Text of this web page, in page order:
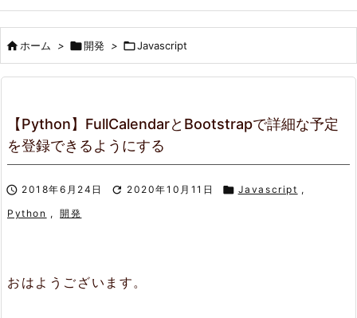
ホーム > 開発 > Javascript
【Python】FullCalendarとBootstrapで詳細な予定
を登録できるようにする
 2018年6月24日  2020年10月11日  Javascript ,
Python , 開発
おはようございます。